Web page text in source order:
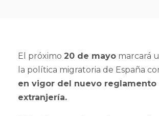
El próximo 20 de mayo marcará
la política migratoria de España
en vigor del nuevo reglamento
extranjería.